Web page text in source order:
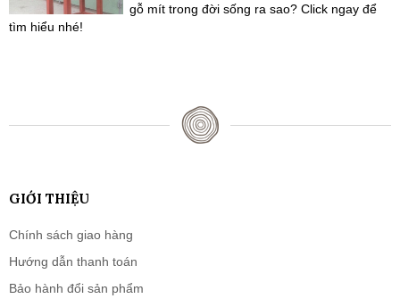
gỗ mít trong đời sống ra sao? Click ngay để
tìm hiểu nhé!
GIỚI THIỆU
Chính sách giao hàng
Hướng dẫn thanh toán
Bảo hành đổi sản phẩm